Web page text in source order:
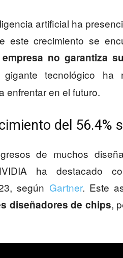
artificial ha
este crecimiento se
no garantiza
tecnológico ha
enfrentar en el futuro.
del 56.4%
de muchos
ha destacado
según Gartner. Este
diseñadores de chips,